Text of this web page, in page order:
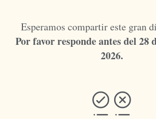
Esperamos compartir este gran
Por favor responde antes del 28
2026.